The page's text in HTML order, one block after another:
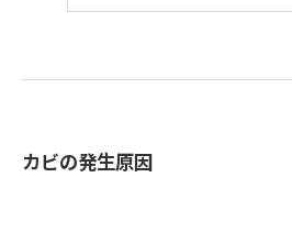
カビの発生原因